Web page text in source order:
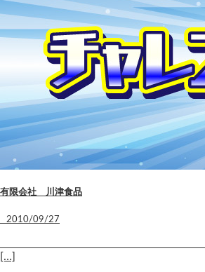
有限会社 川津食品
2010/09/27
[…]